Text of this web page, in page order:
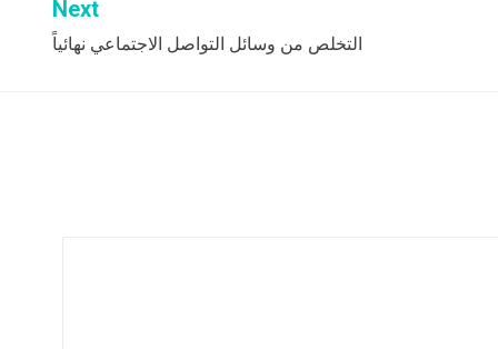
Next
التخلص من وسائل التواصل الاجتماعي نهائياً